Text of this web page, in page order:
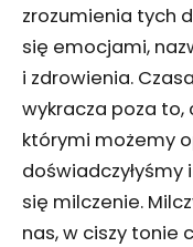
zrozumienia tych
się emocjami,
i zdrowienia.
wykracza poza to,
którymi możemy
doświadczyłyśmy
się milczenie.
nas, w ciszy tonie